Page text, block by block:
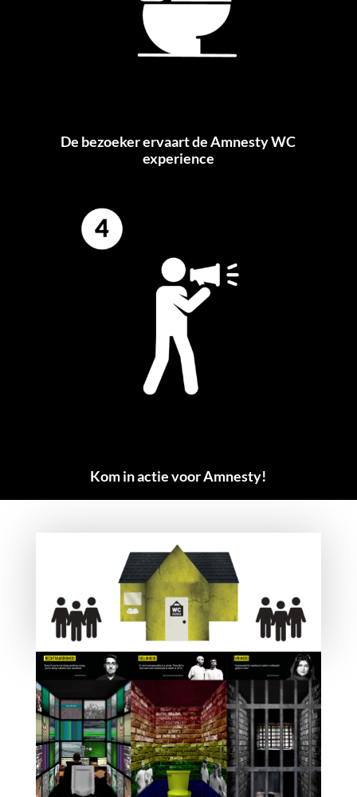
De bezoeker ervaart de Amnesty WC
experience
Kom in actie voor Amnesty!